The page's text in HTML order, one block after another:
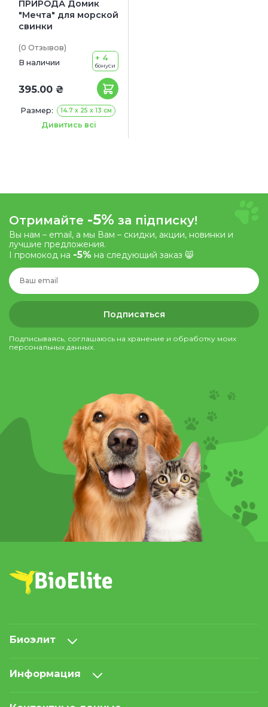
ПРИРОДА Домик
"Мечта" для морской
свинки
(0 Отзывов)
В наличии
395.00 ₴
+ 4
бонуси
Размер:
14.7 x 25 x 13 см
22.2 x 30 x 18 см
Дивитись всі
Отримайте -5% за підписку!
Вы нам – email, а мы Вам – скидки, акции, новинки и
лучшие предложения.
І промокод на -5% на следующий заказ 😸
Подписаться
Подписываясь, соглашаюсь на хранение и обработку моих
персональных данных.
Биоэлит
Информация